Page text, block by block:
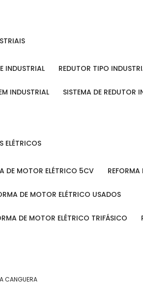
INDUSTRIAL REDUTOR TIPO
INDUSTRIAL SISTEMA DE REDUTOR
ELÉTRICOS
DE MOTOR ELÉTRICO 5CV
DE MOTOR ELÉTRICO USADOS
DE MOTOR ELÉTRICO TRIFÁSICO
CANGUERA